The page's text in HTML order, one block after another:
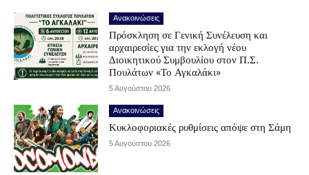
Ανακοινώσεις
Πρόσκληση σε Γενική Συνέλευση και
αρχαιρεσίες για την εκλογή νέου
Διοικητικού Συμβουλίου στον Π.Σ.
Πουλάτων «Το Αγκαλάκι»
5 Αυγούστου 2026
Ανακοινώσεις
Κυκλοφοριακές ρυθμίσεις απόψε στη Σάμη
5 Αυγούστου 2026